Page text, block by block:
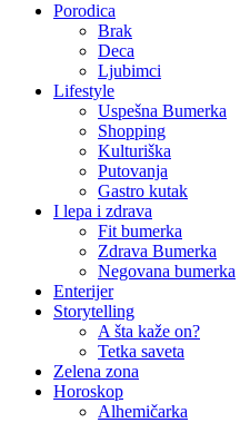
Porodica
Brak
Deca
Ljubimci
Lifestyle
Uspešna Bumerka
Shopping
Kulturiška
Putovanja
Gastro kutak
I lepa i zdrava
Fit bumerka
Zdrava Bumerka
Negovana bumerka
Enterijer
Storytelling
A šta kaže on?
Tetka saveta
Zelena zona
Horoskop
Alhemičarka